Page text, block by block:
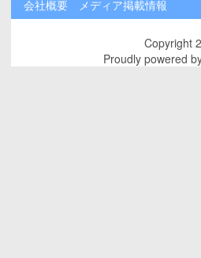
会社概要 メディア掲載情報
Copyright
Proudly powered